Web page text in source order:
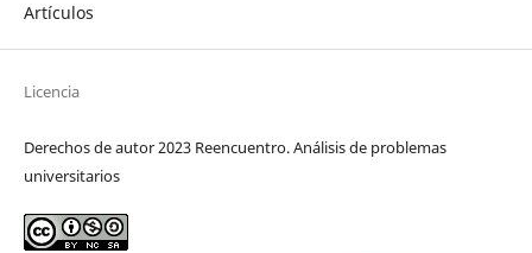
Artículos
Licencia
Derechos de autor 2023 Reencuentro. Análisis de problemas
universitarios